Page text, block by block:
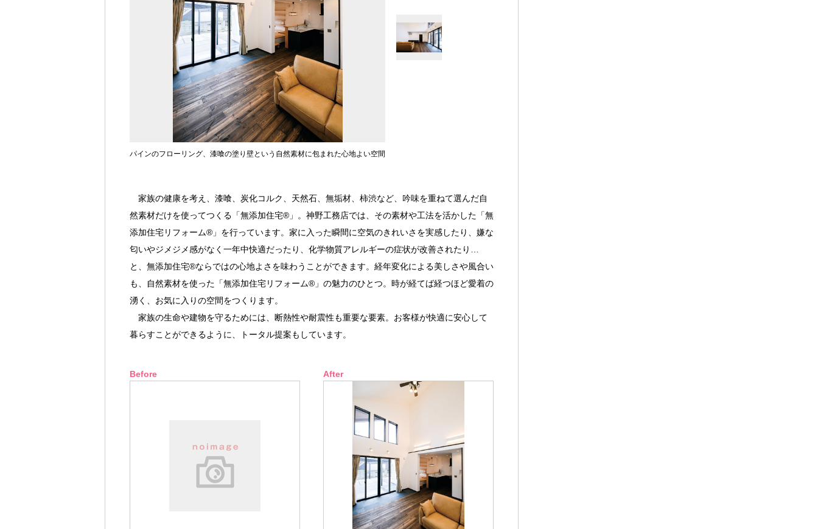
パインのフローリング、漆喰の塗り壁という自然素材に包まれた心地よい空間
家族の健康を考え、漆喰、炭化コルク、天然石、無垢材、柿渋など、吟味を重ねて選んだ自
然素材だけを使ってつくる「無添加住宅®」。神野工務店では、その素材や工法を活かした「無
添加住宅リフォーム®」を行っています。家に入った瞬間に空気のきれいさを実感したり、嫌な
匂いやジメジメ感がなく一年中快適だったり、化学物質アレルギーの症状が改善されたり…
と、無添加住宅®ならではの心地よさを味わうことができます。経年変化による美しさや風合い
も、自然素材を使った「無添加住宅リフォーム®」の魅力のひとつ。時が経てば経つほど愛着の
湧く、お気に入りの空間をつくります。
家族の生命や建物を守るためには、断熱性や耐震性も重要な要素。お客様が快適に安心して
暮らすことができるように、トータル提案もしています。
Before After